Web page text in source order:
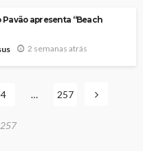
Pavão apresenta “Beach
2 semanas atrás
4 … 257